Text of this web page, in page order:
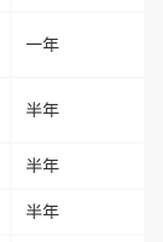
一年
半年
半年
半年